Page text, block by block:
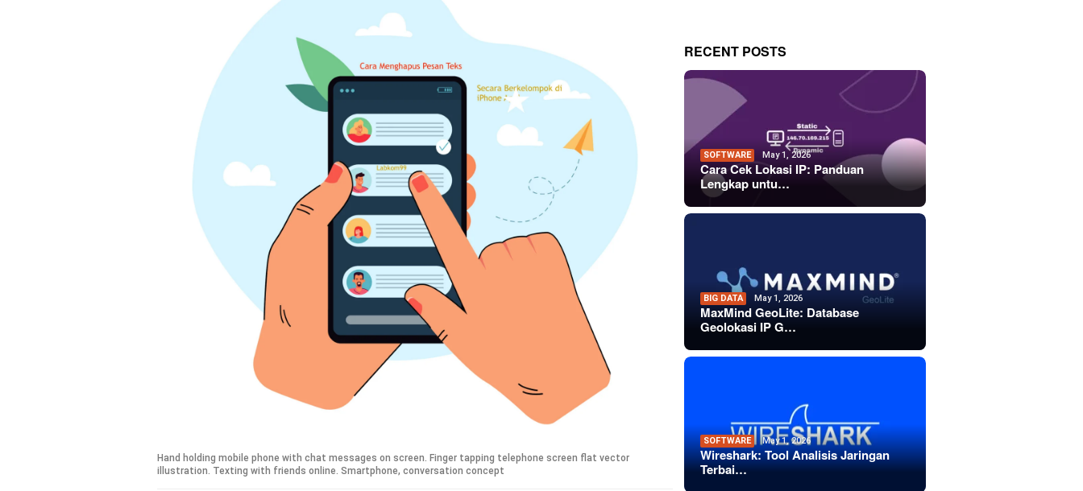
Hand holding mobile phone with chat messages on screen. Finger tapping telephone screen flat vector
illustration. Texting with friends online. Smartphone, conversation concept
RECENT POSTS
SOFTWARE May 1, 2026
Cara Cek Lokasi IP: Panduan
Lengkap untu…
BIG DATA May 1, 2026
MaxMind GeoLite: Database
Geolokasi IP G…
SOFTWARE May 1, 2026
Wireshark: Tool Analisis Jaringan
Terbai…